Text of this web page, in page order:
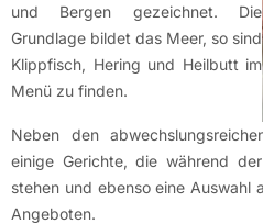
und Bergen gezeichnet. Die
Grundlage bildet das Meer, so sind
Klippfisch, Hering und Heilbutt im
Menü zu finden.
Neben den
einige Gerichte, die während
stehen und ebenso eine Auswahl
Angeboten.